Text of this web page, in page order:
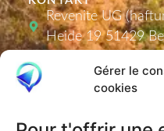
Gérer le
cookies
Revenite UG
Heide 19 51429
info@comeback-